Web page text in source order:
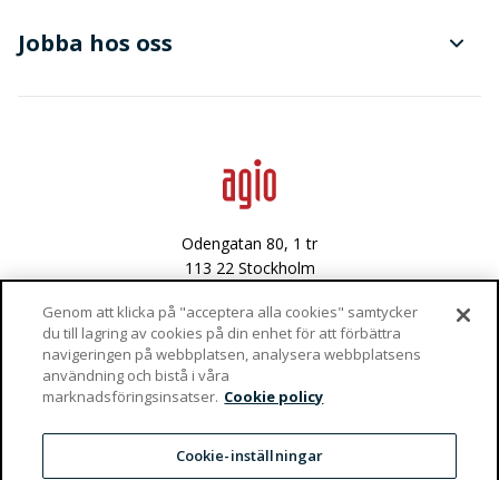
Finanser
Data & integritet
Jobba hos oss
Odengatan 80, 1 tr
113 22 Stockholm
Västra Varvsgatan 3
972 36 Luleå
Vaktgatan 4
981 47 Kiruna
Genom att klicka på "acceptera alla cookies" samtycker
du till lagring av cookies på din enhet för att förbättra
navigeringen på webbplatsen, analysera webbplatsens
användning och bistå i våra
marknadsföringsinsatser. Cookie policy
Cookie-inställningar